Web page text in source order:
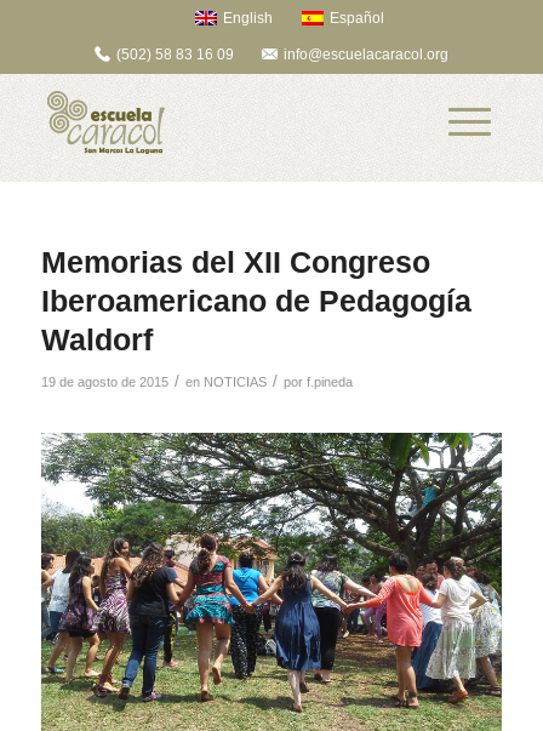
English Español
(502) 58 83 16 09 info@escuelacaracol.org
Memorias del XII Congreso
Iberoamericano de Pedagogía
Waldorf
19 de agosto de 2015 / en NOTICIAS / por f.pineda